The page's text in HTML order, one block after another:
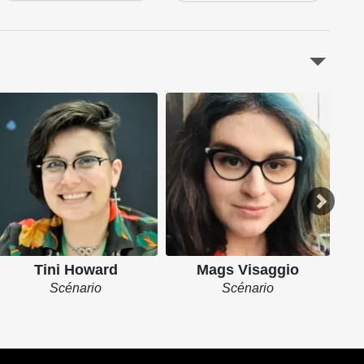
Tini Howard
Scénario
Mags Visaggio
Scénario